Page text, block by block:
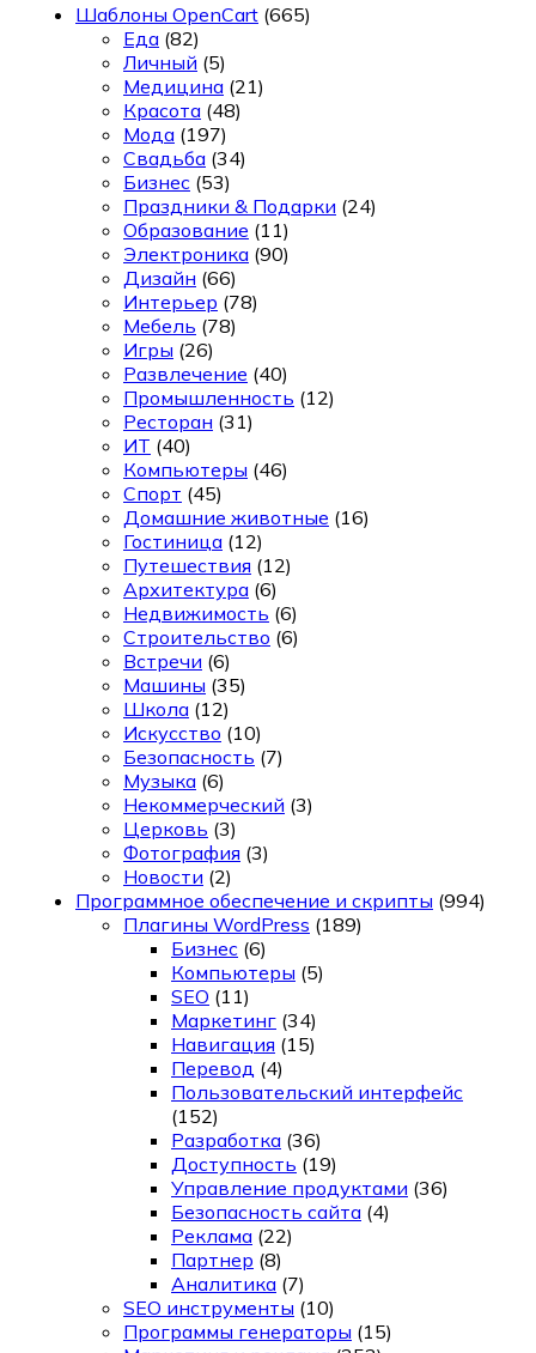
Шаблоны OpenCart (665)
Еда (82)
Личный (5)
Медицина (21)
Красота (48)
Мода (197)
Свадьба (34)
Бизнес (53)
Праздники & Подарки (24)
Образование (11)
Электроника (90)
Дизайн (66)
Интерьер (78)
Мебель (78)
Игры (26)
Развлечение (40)
Промышленность (12)
Ресторан (31)
ИТ (40)
Компьютеры (46)
Спорт (45)
Домашние животные (16)
Гостиница (12)
Путешествия (12)
Архитектура (6)
Недвижимость (6)
Строительство (6)
Встречи (6)
Машины (35)
Школа (12)
Искусство (10)
Безопасность (7)
Музыка (6)
Некоммерческий (3)
Церковь (3)
Фотография (3)
Новости (2)
Программное обеспечение и скрипты (994)
Плагины WordPress (189)
Бизнес (6)
Компьютеры (5)
SEO (11)
Маркетинг (34)
Навигация (15)
Перевод (4)
Пользовательский интерфейс
(152)
Разработка (36)
Доступность (19)
Управление продуктами (36)
Безопасность сайта (4)
Реклама (22)
Партнер (8)
Аналитика (7)
SEO инструменты (10)
Программы генераторы (15)